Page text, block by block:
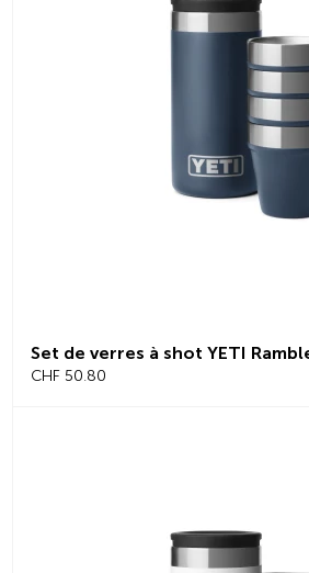
Set de verres à shot YETI
CHF 50.80